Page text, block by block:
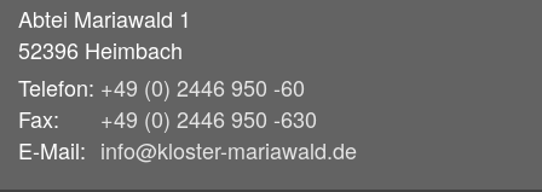
Abtei Mariawald 1
52396 Heimbach
Telefon: +49 (0) 2446 950 -60
Fax:
+49 (0) 2446 950 -630
E-Mail: info@kloster-mariawald.de